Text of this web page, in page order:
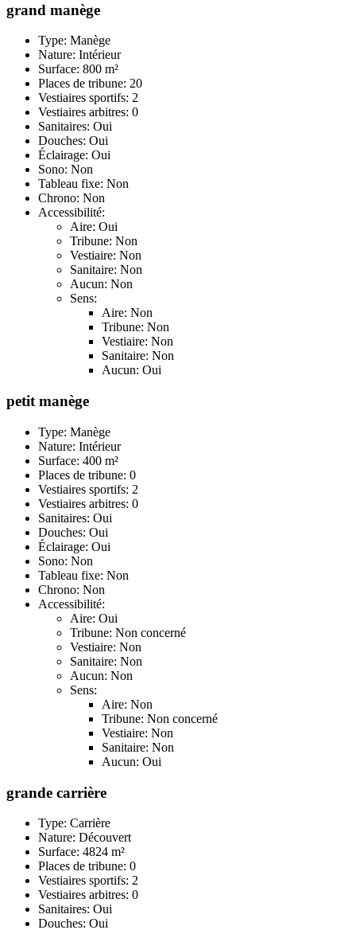
grand manège
Type: Manège
Nature: Intérieur
Surface: 800 m²
Places de tribune: 20
Vestiaires sportifs: 2
Vestiaires arbitres: 0
Sanitaires: Oui
Douches: Oui
Éclairage: Oui
Sono: Non
Tableau fixe: Non
Chrono: Non
Accessibilité:
Aire: Oui
Tribune: Non
Vestiaire: Non
Sanitaire: Non
Aucun: Non
Sens:
Aire: Non
Tribune: Non
Vestiaire: Non
Sanitaire: Non
Aucun: Oui
petit manège
Type: Manège
Nature: Intérieur
Surface: 400 m²
Places de tribune: 0
Vestiaires sportifs: 2
Vestiaires arbitres: 0
Sanitaires: Oui
Douches: Oui
Éclairage: Oui
Sono: Non
Tableau fixe: Non
Chrono: Non
Accessibilité:
Aire: Oui
Tribune: Non concerné
Vestiaire: Non
Sanitaire: Non
Aucun: Non
Sens:
Aire: Non
Tribune: Non concerné
Vestiaire: Non
Sanitaire: Non
Aucun: Oui
grande carrière
Type: Carrière
Nature: Découvert
Surface: 4824 m²
Places de tribune: 0
Vestiaires sportifs: 2
Vestiaires arbitres: 0
Sanitaires: Oui
Douches: Oui